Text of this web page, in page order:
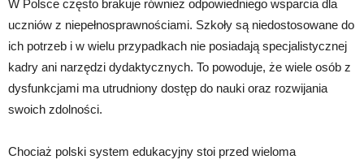
W Polsce często brakuje również odpowiedniego wsparcia dla
uczniów z niepełnosprawnościami. Szkoły są niedostosowane do
ich potrzeb i w wielu przypadkach nie posiadają specjalistycznej
kadry ani narzędzi dydaktycznych. To powoduje, że wiele osób z
dysfunkcjami ma utrudniony dostęp do nauki oraz rozwijania
swoich zdolności.
Chociaż polski system edukacyjny stoi przed wieloma